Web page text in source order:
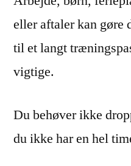
eller aftaler kan gøre
til et langt
vigtige.
Du behøver ikke
du ikke har en hel